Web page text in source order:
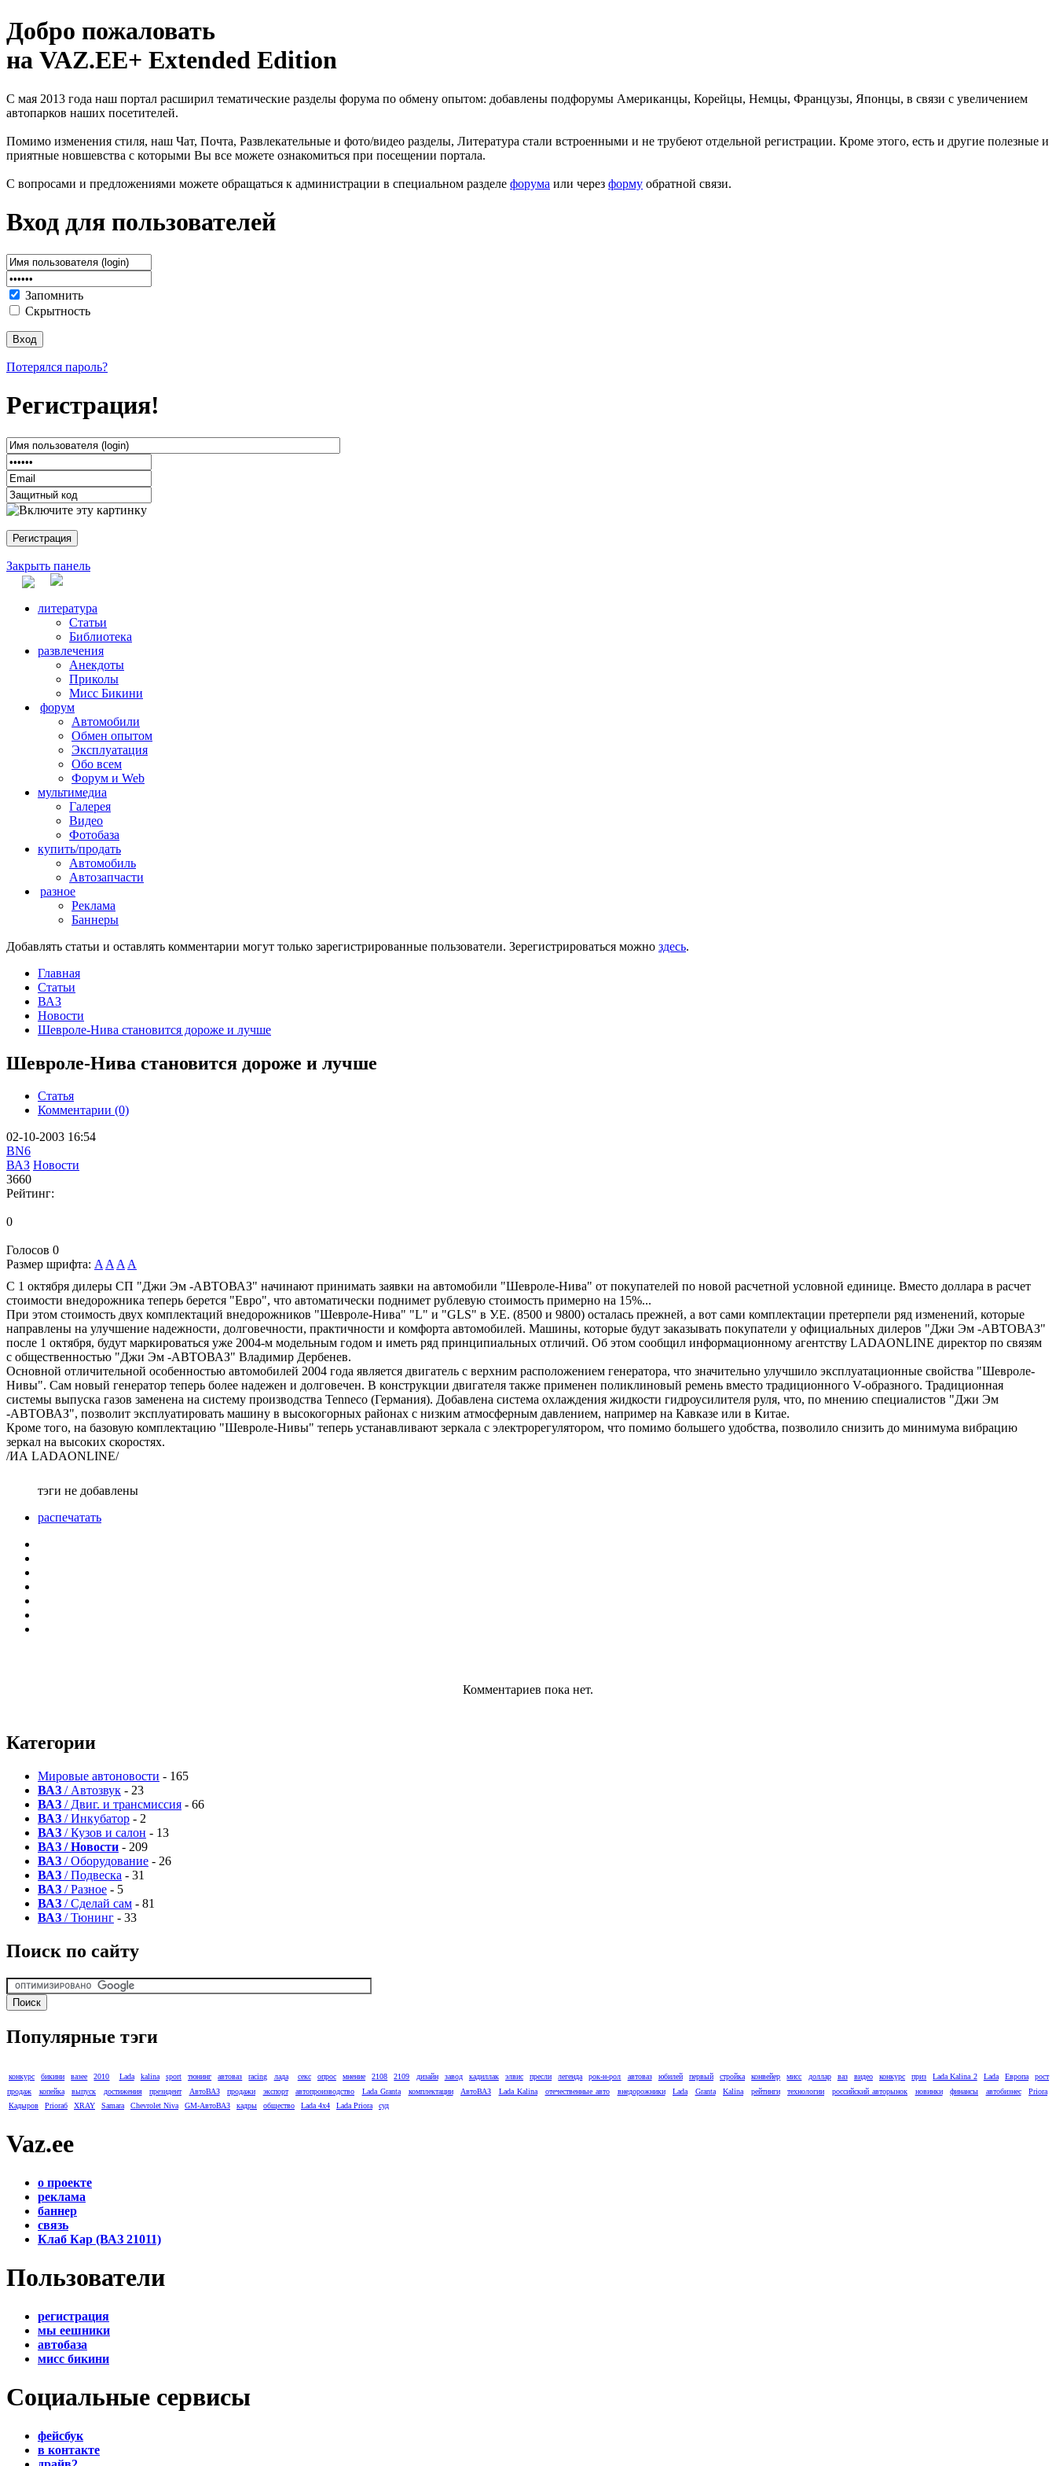
Добро пожаловать
на VAZ.EE+ Extended Edition
С мая 2013 года наш портал расширил тематические разделы форума по обмену опытом: добавлены подфорумы Американцы, Корейцы, Немцы, Французы, Японцы, в связи с увеличением
автопарков наших посетителей.
Помимо изменения стиля, наш Чат, Почта, Развлекательные и фото/видео разделы, Литература стали встроенными и не трубеют отдельной регистрации. Кроме этого, есть и другие полезные и
приятные новшевства с которыми Вы все можете ознакомиться при посещении портала.
С вопросами и предложениями можете обращаться к администрации в специальном разделе форума или через форму обратной связи.
Вход для пользователей
Запомнить
Скрытность
Потерялся пароль?
Регистрация!
Закрыть панель
литература
Статьи
Библиотека
развлечения
Анекдоты
Приколы
Мисс Бикини
форум
Автомобили
Обмен опытом
Эксплуатация
Обо всем
Форум и Web
мультимедиа
Галерея
Видео
Фотобаза
купить/продать
Автомобиль
Автозапчасти
разное
Реклама
Баннеры
Добавлять статьи и оставлять комментарии могут только зарегистрированные пользователи. Зерегистрироваться можно здесь.
Главная
Статьи
ВАЗ
Новости
Шевроле-Нива становится дороже и лучше
Шевроле-Нива становится дороже и лучше
Статья
Комментарии (0)
02-10-2003 16:54
BN6
ВАЗ Новости
3660
Рейтинг:
0
Голосов 0
Размер шрифта: AAAA
С 1 октября дилеры СП "Джи Эм -АВТОВАЗ" начинают принимать заявки на автомобили "Шевроле-Нива" от покупателей по новой расчетной условной единице. Вместо доллара в расчет
стоимости внедорожника теперь берется "Евро", что автоматически поднимет рублевую стоимость примерно на 15%...
При этом стоимость двух комплектаций внедорожников "Шевроле-Нива" "L" и "GLS" в У.Е. (8500 и 9800) осталась прежней, а вот сами комплектации претерпели ряд изменений, которые
направлены на улучшение надежности, долговечности, практичности и комфорта автомобилей. Машины, которые будут заказывать покупатели у официальных дилеров "Джи Эм -АВТОВАЗ"
после 1 октября, будут маркироваться уже 2004-м модельным годом и иметь ряд принципиальных отличий. Об этом сообщил информационному агентству LADAONLINE директор по связям
с общественностью "Джи Эм -АВТОВАЗ" Владимир Дербенев.
Основной отличительной особенностью автомобилей 2004 года является двигатель с верхним расположением генератора, что значительно улучшило эксплуатационные свойства "Шевроле-
Нивы". Сам новый генератор теперь более надежен и долговечен. В конструкции двигателя также применен поликлиновый ремень вместо традиционного V-образного. Традиционная
системы выпуска газов заменена на систему производства Tenneco (Германия). Добавлена система охлаждения жидкости гидроусилителя руля, что, по мнению специалистов "Джи Эм
-АВТОВАЗ", позволит эксплуатировать машину в высокогорных районах с низким атмосферным давлением, например на Кавказе или в Китае.
Кроме того, на базовую комплектацию "Шевроле-Нивы" теперь устанавливают зеркала с электрорегулятором, что помимо большего удобства, позволило снизить до минимума вибрацию
зеркал на высоких скоростях.
/ИА LADAONLINE/
тэги не добавлены
распечатать
Комментариев пока нет.
Категории
Мировые автоновости - 165
ВАЗ / Автозвук - 23
ВАЗ / Двиг. и трансмиссия - 66
ВАЗ / Инкубатор - 2
ВАЗ / Кузов и салон - 13
ВАЗ / Новости - 209
ВАЗ / Оборудование - 26
ВАЗ / Подвеска - 31
ВАЗ / Разное - 5
ВАЗ / Сделай сам - 81
ВАЗ / Тюнинг - 33
Поиск по сайту
Популярные тэги
конкурс бикини вазее 2010 Lada kalina sport тюнинг автоваз racing лада секс опрос мнение 2108 2109 дизайн завод кадиллак элвис пресли легенда рок-н-рол автоваз юбилей первый стройка конвейер мисс доллар ваз видео конкурс приз Lada Kalina 2 Lada Европа
рост
продаж
копейка выпуск достижения президент АвтоВАЗ продажи экспорт автопроизводство Lada Granta комплектации АвтоВАЗ Lada Kalina отечественные авто внедорожники Lada Granta Kalina рейтинги технологии российский авторынок новинки финансы автобизнес
Priora
Кадыров
Prioraб XRAY Samara Chevrolet Niva GM-АвтоВАЗ кадры общество Lada 4x4 Lada Priora суд
Vaz.ee
о проекте
реклама
баннер
связь
Клаб Кар (ВАЗ 21011)
Пользователи
регистрация
мы еешники
автобаза
мисс бикини
Социальные сервисы
фейсбук
в контакте